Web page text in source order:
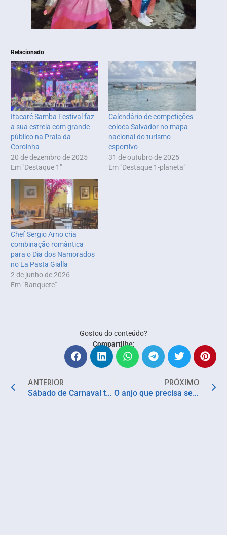
Relacionado
Itacaré Samba Festival faz
a sua estreia com grande
público na Praia da
Coroinha
20 de dezembro de 2025
Em "Destaque 1"
Calendário de competições
coloca Salvador no mapa
nacional do turismo
esportivo
31 de outubro de 2025
Em "Destaque 1-planeta"
Chef Sergio Arno cria
combinação romântica
para o Dia dos Namorados
no La Pasta Gialla
2 de junho de 2026
Em "Banquete"
Gostou do conteúdo?
Compartilhe:
ANTERIOR
Sábado de Carnaval tem pipocas de grandes nomes do axé, arrocha, blocos Afro e forró
PRÓXIMO
O anjo que precisa ser reiniciado encontra com a anja e a diaba